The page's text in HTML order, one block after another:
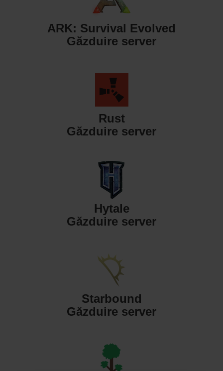
ARK: Survival Evolved
Găzduire server
Rust
Găzduire server
Hytale
Găzduire server
Starbound
Găzduire server